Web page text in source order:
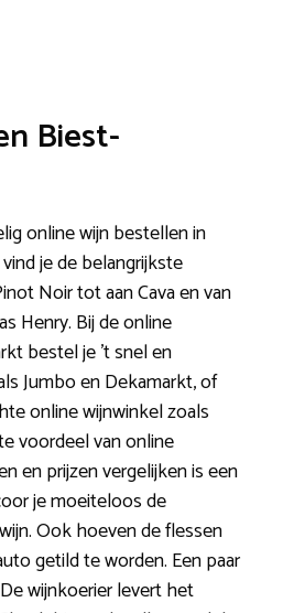
Biest-
online wijn bestellen in
je de belangrijkste
Noir tot aan Cava en van
Henry. Bij de online
bestel je ’t snel en
Jumbo en Dekamarkt, of
online wijnwinkel zoals
voordeel van online
en prijzen vergelijken is een
je moeiteloos de
Ook hoeven de flessen
getild te worden. Een paar
wijnkoerier levert het